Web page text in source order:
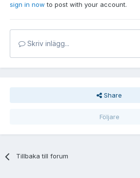
sign in now to post with your account.
Skriv inlägg...
Share
Följare
Tillbaka till forum